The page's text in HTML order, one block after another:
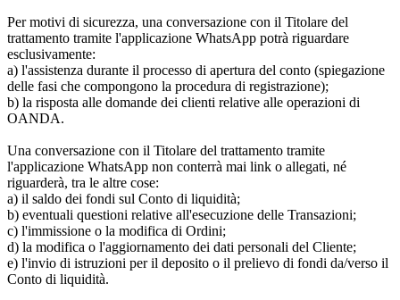
Per motivi di sicurezza, una conversazione con il Titolare del
trattamento tramite l'applicazione WhatsApp potrà riguardare
esclusivamente:
a) l'assistenza durante il processo di apertura del conto (spiegazione
delle fasi che compongono la procedura di registrazione);
b) la risposta alle domande dei clienti relative alle operazioni di
OANDA.
Una conversazione con il Titolare del trattamento tramite
l'applicazione WhatsApp non conterrà mai link o allegati, né
riguarderà, tra le altre cose:
a) il saldo dei fondi sul Conto di liquidità;
b) eventuali questioni relative all'esecuzione delle Transazioni;
c) l'immissione o la modifica di Ordini;
d) la modifica o l'aggiornamento dei dati personali del Cliente;
e) l'invio di istruzioni per il deposito o il prelievo di fondi da/verso il
Conto di liquidità.